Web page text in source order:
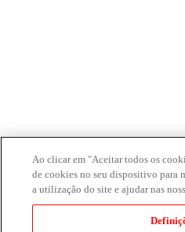
Ao clicar em "Aceitar todos os
de cookies no seu dispositivo para
a utilização do site e ajudar nas